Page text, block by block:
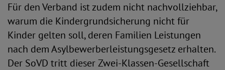
Für den Verband ist zudem nicht nachvollziehbar,
warum die Kindergrundsicherung nicht für
Kinder gelten soll, deren Familien Leistungen
nach dem Asylbewerberleistungsgesetz erhalten.
Der SoVD tritt dieser Zwei-Klassen-Gesellschaft